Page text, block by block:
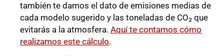
también te damos el dato de emisiones medias de
cada modelo sugerido y las toneladas de CO₂ que
evitarás a la atmosfera. Aquí te contamos cómo
realizamos este cálculo.